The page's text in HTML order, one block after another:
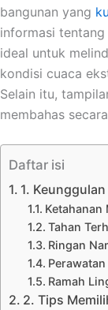
bangunan yang
informasi tentang
ideal untuk
kondisi cuaca
Selain itu,
membahas
Daftar isi
1.
Ketahanan
Tahan
Ringan
Ramah
2. Tips